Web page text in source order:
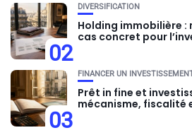
02
DIVERSIFICATION
Holding immobilière
cas concret pour
03
FINANCER UN
Prêt in fine et
mécanisme, fiscalité